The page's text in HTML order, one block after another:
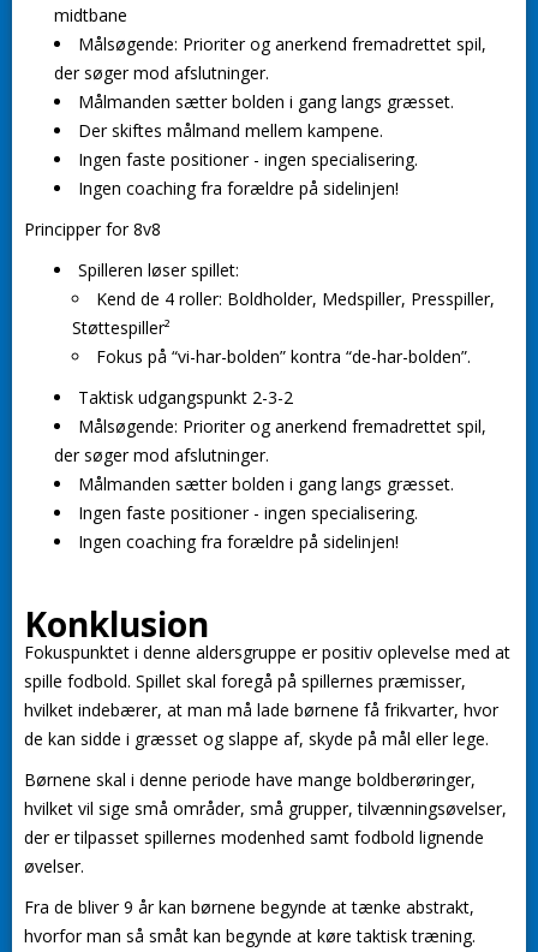
midtbane
Målsøgende: Prioriter og anerkend fremadrettet spil,
der søger mod afslutninger.
Målmanden sætter bolden i gang langs græsset.
Der skiftes målmand mellem kampene.
Ingen faste positioner - ingen specialisering.
Ingen coaching fra forældre på sidelinjen!
Principper for 8v8
Spilleren løser spillet:
Kend de 4 roller: Boldholder, Medspiller, Presspiller,
Støttespiller²
Fokus på “vi-har-bolden” kontra “de-har-bolden”.
Taktisk udgangspunkt 2-3-2
Målsøgende: Prioriter og anerkend fremadrettet spil,
der søger mod afslutninger.
Målmanden sætter bolden i gang langs græsset.
Ingen faste positioner - ingen specialisering.
Ingen coaching fra forældre på sidelinjen!
Konklusion
Fokuspunktet i denne aldersgruppe er positiv oplevelse med at
spille fodbold. Spillet skal foregå på spillernes præmisser,
hvilket indebærer, at man må lade børnene få frikvarter, hvor
de kan sidde i græsset og slappe af, skyde på mål eller lege.
Børnene skal i denne periode have mange boldberøringer,
hvilket vil sige små områder, små grupper, tilvænningsøvelser,
der er tilpasset spillernes modenhed samt fodbold lignende
øvelser.
Fra de bliver 9 år kan børnene begynde at tænke abstrakt,
hvorfor man så småt kan begynde at køre taktisk træning.